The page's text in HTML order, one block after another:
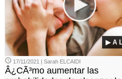
▶ A
17/11/2021 | Sarah ELCAIDI
Â¿CÃ³mo aumentar las